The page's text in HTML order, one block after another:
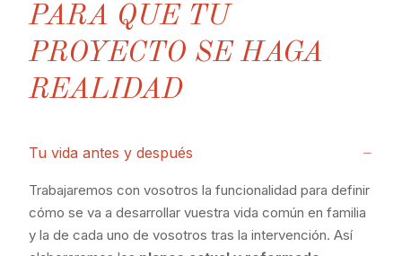
PARA QUE TU
PROYECTO SE HAGA
REALIDAD
Tu vida antes y después
Trabajaremos con vosotros la funcionalidad para definir
cómo se va a desarrollar vuestra vida común en familia
y la de cada uno de vosotros tras la intervención. Así